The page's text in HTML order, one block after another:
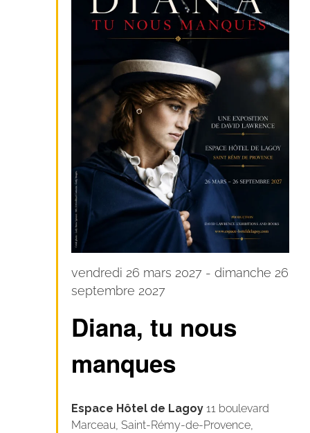
Diana, tu nous
manques
vendredi 26 mars 2027 -dimanche 26
septembre 2027
Espace Hôtel de Lagoy11 boulevard
Marceau, Saint-Rémy-de-Provence,